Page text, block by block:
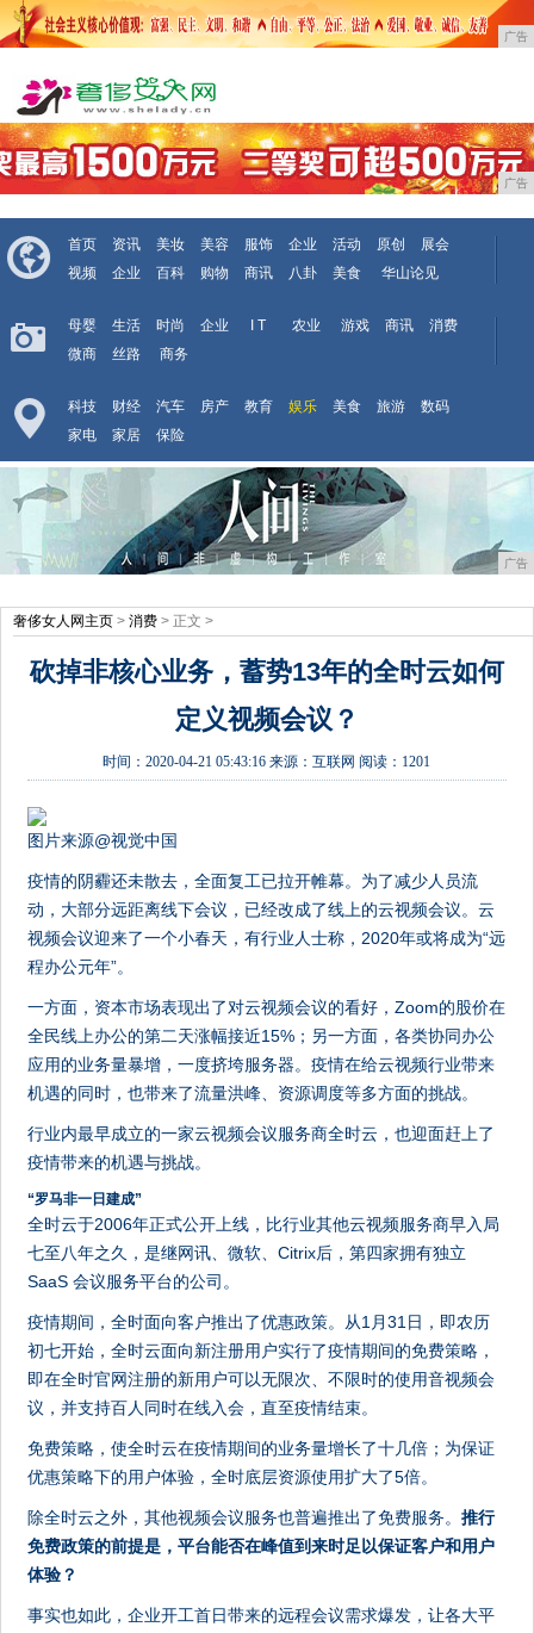
广告
广告
首页 资讯 美妆 美容 服饰 企业 活动 原创
展会
视频
企业 百科 购物 商讯 八卦 美食 华山论见
母婴 生活 时尚 企业 I T 农业 游戏 商讯
消费
微商
丝路 商务
科技 财经 汽车 房产 教育 娱乐 美食 旅游
数码
家电
家居 保险
广告
奢侈女人网主页 > 消费 > 正文 >
砍掉非核心业务，蓄势13年的全时云如何
定义视频会议？
时间：2020-04-21 05:43:16 来源：互联网 阅读：1201
图片来源@视觉中国
疫情的阴霾还未散去，全面复工已拉开帷幕。为了减少人员流
动，大部分远距离线下会议，已经改成了线上的云视频会议。云
视频会议迎来了一个小春天，有行业人士称，2020年或将成为“远
程办公元年”。
一方面，资本市场表现出了对云视频会议的看好，Zoom的股价在
全民线上办公的第二天涨幅接近15%；另一方面，各类协同办公
应用的业务量暴增，一度挤垮服务器。疫情在给云视频行业带来
机遇的同时，也带来了流量洪峰、资源调度等多方面的挑战。
行业内最早成立的一家云视频会议服务商全时云，也迎面赶上了
疫情带来的机遇与挑战。
“罗马非一日建成”
全时云于2006年正式公开上线，比行业其他云视频服务商早入局
七至八年之久，是继网讯、微软、Citrix后，第四家拥有独立
SaaS 会议服务平台的公司。
疫情期间，全时面向客户推出了优惠政策。从1月31日，即农历
初七开始，全时云面向新注册用户实行了疫情期间的免费策略，
即在全时官网注册的新用户可以无限次、不限时的使用音视频会
议，并支持百人同时在线入会，直至疫情结束。
免费策略，使全时云在疫情期间的业务量增长了十几倍；为保证
优惠策略下的用户体验，全时底层资源使用扩大了5倍。
除全时云之外，其他视频会议服务也普遍推出了免费服务。推行
免费政策的前提是，平台能否在峰值到来时足以保证客户和用户
体验？
事实也如此，企业开工首日带来的远程会议需求爆发，让各大平